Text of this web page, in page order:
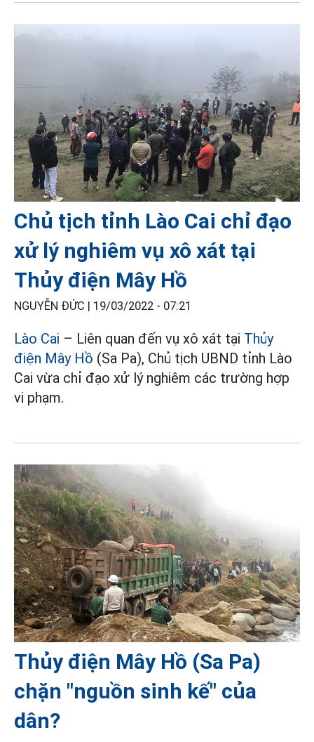
Chủ tịch tỉnh Lào Cai chỉ đạo
xử lý nghiêm vụ xô xát tại
Thủy điện Mây Hồ
NGUYỄN ĐỨC | 19/03/2022 - 07:21
Lào Cai – Liên quan đến vụ xô xát tại Thủy
điện Mây Hồ (Sa Pa), Chủ tịch UBND tỉnh Lào
Cai vừa chỉ đạo xử lý nghiêm các trường hợp
vi phạm.
Thủy điện Mây Hồ (Sa Pa)
chặn "nguồn sinh kế" của
dân?